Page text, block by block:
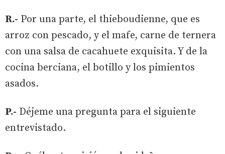
R.- Por una parte, el thieboudienne, que es
arroz con pescado, y el mafe, carne de ternera
con una salsa de cacahuete exquisita. Y de la
cocina berciana, el botillo y los pimientos
asados.
P.- Déjeme una pregunta para el siguiente
entrevistado.